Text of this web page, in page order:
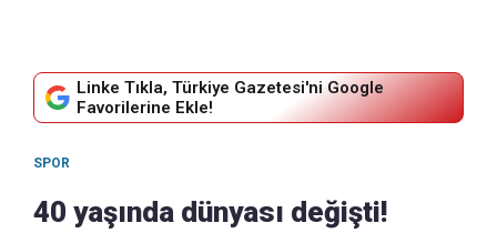
Linke Tıkla, Türkiye Gazetesi'ni Google
Favorilerine Ekle!
SPOR
40 yaşında dünyası değişti!